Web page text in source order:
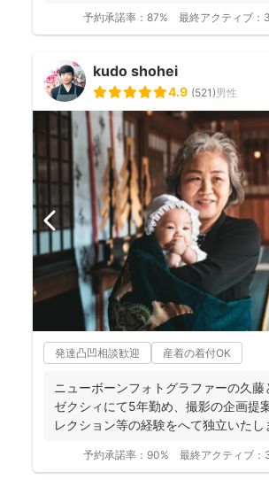
予約承諾率： 87% 最終アクティブ：
kudo shohei
4.9 (521)男性
発達凸凹相談歓迎 産着の着付OK
ニューボーンフォトグラファーの久藤
ゼクシィにて5年勤め、撮影の企画提
レクション等の経験をへて独立いたし
予約承諾率： 90% 最終アクティブ：